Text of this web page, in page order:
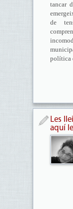
tancar
de
política
Les
aquí